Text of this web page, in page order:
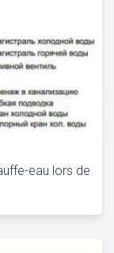
eau lors de